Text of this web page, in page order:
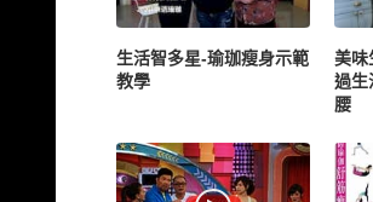
生活智多星-瑜珈瘦身示範
教學
美
過生
腰